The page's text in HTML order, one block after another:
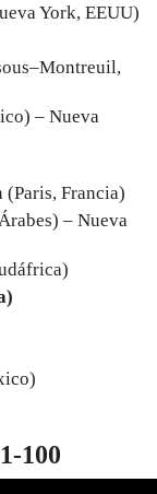
York, EEUU)
– Nueva
(Paris, Francia)
– Nueva
100